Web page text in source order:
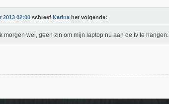
2013 02:00 schreef Karina het volgende:
morgen wel, geen zin om mijn laptop nu aan de tv te hangen.